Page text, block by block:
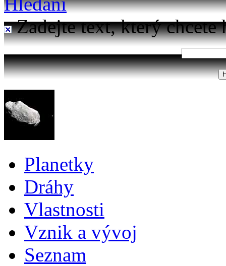
Zadejte text, který chcete
Planetky
Dráhy
Vlastnosti
Vznik a vývoj
Seznam